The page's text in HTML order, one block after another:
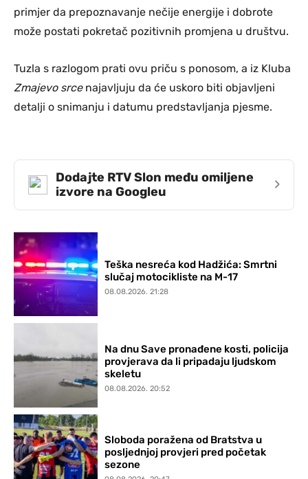
primjer da prepoznavanje nečije energije i dobrote
može postati pokretač pozitivnih promjena u društvu.
Tuzla s razlogom prati ovu priču s ponosom, a iz Kluba
Zmajevo srcenajavljuju da će uskoro biti objavljeni
detalji o snimanju i datumu predstavljanja pjesme.
Dodajte RTV Slon među omiljene
izvore na Googleu
›
Teška nesreća kod Hadžića: Smrtni
slučaj motocikliste na M-17
08.08.2026. 21:28
Na dnu Save pronađene kosti, policija
provjerava da li pripadaju ljudskom
skeletu
08.08.2026. 20:52
Sloboda poražena od Bratstva u
posljednjoj provjeri pred početak
sezone